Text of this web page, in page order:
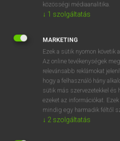
NINCS
Nincs regisztrációm és
díjmentes próbaverziójának
közösségi médiaanalitika.
↓ 1 szolgáltatás
MARKETING
Ezek a sütik nyomon követik
Az online tevékenységek
relevánsabb reklámokat
hogy a felhasználó hány
sütik más szervezetekkel
ezeket az információkat.
mindig egy harmadik féltől
↓ 2 szolgáltatás